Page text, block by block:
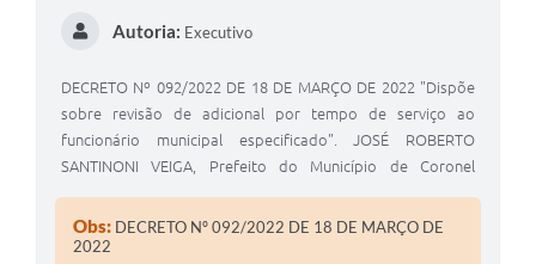
Autoria: Executivo
DECRETO Nº 092/2022 DE 18 DE MARÇO DE 2022 "Dispõe
sobre revisão de adicional por tempo de serviço ao
funcionário municipal especificado". JOSÉ ROBERTO
SANTINONI VEIGA, Prefeito do Município de Coronel
legais de seu cargo.
Obs: DECRETO Nº 092/2022 DE 18 DE MARÇO DE
2022